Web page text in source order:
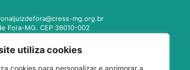
utiliza cookies
cookies para personalizar e aprimorar a
mg.org.br
Fora-MG. CEP 36010-002